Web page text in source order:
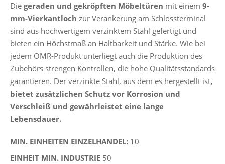
Die geraden und gekröpften Möbeltüren mit einem 9-
mm-Vierkantloch zur Verankerung am Schlossterminal
sind aus hochwertigem verzinktem Stahl gefertigt und
bieten ein Höchstmaß an Haltbarkeit und Stärke. Wie bei
jedem OMR-Produkt unterliegt auch die Produktion des
Zubehörs strengen Kontrollen, die hohe Qualitätsstandards
garantieren. Der verzinkte Stahl, aus dem es hergestellt ist,
bietet zusätzlichen Schutz vor Korrosion und
Verschleiß und gewährleistet eine lange
Lebensdauer.
MIN. EINHEITEN EINZELHANDEL: 10
EINHEIT MIN. INDUSTRIE 50